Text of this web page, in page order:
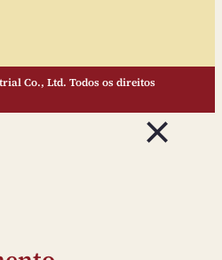
Co., Ltd. Todos os direitos